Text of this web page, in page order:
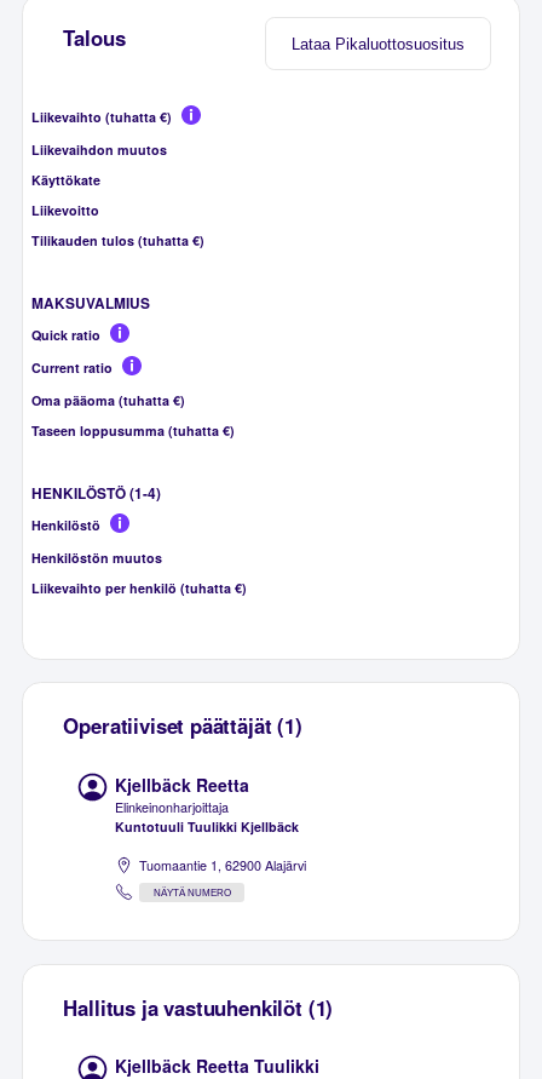
Lataa Pikaluottosuositus
Talous
Liikevaihto (tuhatta €)
Liikevaihdon muutos
Käyttökate
Liikevoitto
Tilikauden tulos (tuhatta €)
MAKSUVALMIUS
Quick ratio
Current ratio
Oma pääoma (tuhatta €)
Taseen loppusumma (tuhatta €)
HENKILÖSTÖ (1-4)
Henkilöstö
Henkilöstön muutos
Liikevaihto per henkilö (tuhatta €)
Operatiiviset päättäjät (1)
Kjellbäck Reetta
Elinkeinonharjoittaja
Kuntotuuli Tuulikki Kjellbäck
Tuomaantie 1, 62900 Alajärvi
NÄYTÄ NUMERO
Hallitus ja vastuuhenkilöt (1)
Kjellbäck Reetta Tuulikki